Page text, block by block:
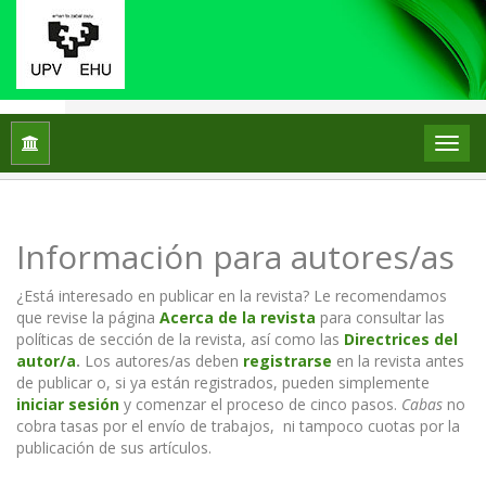
Inicio
Información para autores/as
¿Está interesado en publicar en la revista? Le recomendamos
que revise la página Acerca de la revista para consultar las
políticas de sección de la revista, así como las Directrices del
autor/a. Los autores/as deben registrarse en la revista antes
de publicar o, si ya están registrados, pueden simplemente
iniciar sesión y comenzar el proceso de cinco pasos. Cabas no
cobra tasas por el envío de trabajos, ni tampoco cuotas por la
publicación de sus artículos.